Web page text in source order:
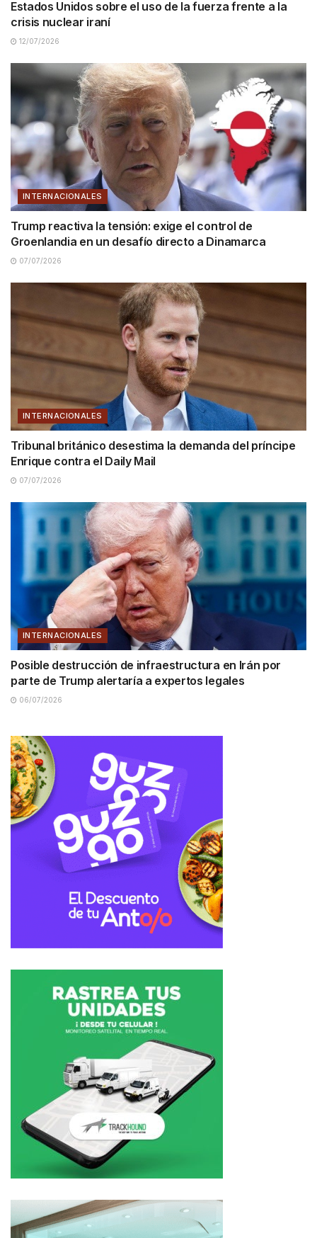
Estados Unidos sobre el uso de la fuerza frente a la
crisis nuclear iraní
12/07/2026
INTERNACIONALES
Trump reactiva la tensión: exige el control de
Groenlandia en un desafío directo a Dinamarca
07/07/2026
INTERNACIONALES
Tribunal británico desestima la demanda del príncipe
Enrique contra el Daily Mail
07/07/2026
INTERNACIONALES
Posible destrucción de infraestructura en Irán por
parte de Trump alertaría a expertos legales
06/07/2026